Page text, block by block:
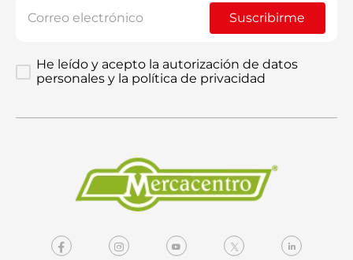
Suscribirme
He leído y acepto la autorización de datos
personales y la política de privacidad